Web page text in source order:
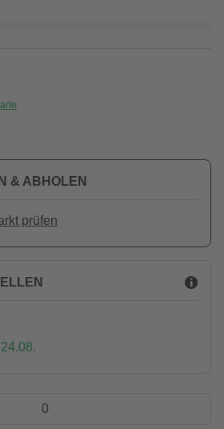
& ABHOLEN
prüfen